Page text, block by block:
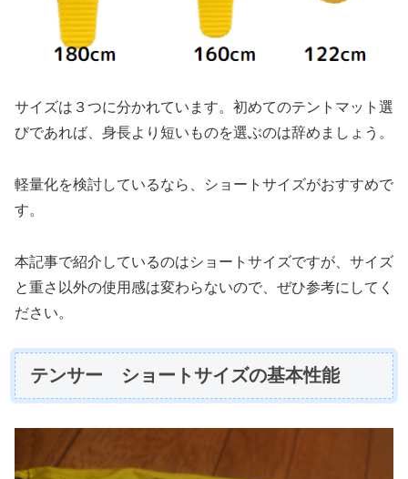
サイズは３つに分かれています。初めてのテントマット選
びであれば、身長より短いものを選ぶのは辞めましょう。
軽量化を検討しているなら、ショートサイズがおすすめで
す。
本記事で紹介しているのはショートサイズですが、サイズ
と重さ以外の使用感は変わらないので、ぜひ参考にしてく
ださい。
テンサー ショートサイズの基本性能